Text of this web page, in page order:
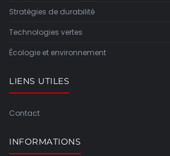
Stratégies de durabilité
Technologies vertes
Écologie et environnement
LIENS UTILES
Contact
INFORMATIONS